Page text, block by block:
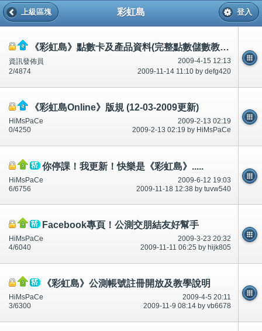
彩虹島
上級區塊 登入
《彩虹島》點數卡及產品資料(完整點數儲數教學)
2009-4-15 12:13
資訊發佈員
2009-11-14 11:10 by defg420
2/4874
《彩虹島Online》版規 (12-03-2009更新)
2009-2-13 02:19
HiMsPaCe
2009-2-13 02:19 by HiMsPaCe
0/4250
你停課！我更新！快樂是《彩虹島》.....
2009-6-12 19:03
HiMsPaCe
2009-11-18 12:38 by tuvw540
6/6756
Facebook專頁！公測交朋結友好幫手
2009-3-23 20:32
HiMsPaCe
2009-11-11 06:25 by hijk805
4/6040
《彩虹島》公測帳號註冊開放及教學說明
2009-4-5 20:11
HiMsPaCe
2009-11-9 08:14 by vb6678
3/6300